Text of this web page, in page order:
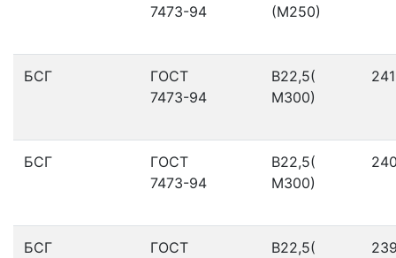
7473-94
(М250)
БСГ
ГОСТ
7473-94
В22,5(
М300)
БСГ
ГОСТ
7473-94
В22,5(
М300)
БСГ
ГОСТ
В22,5(